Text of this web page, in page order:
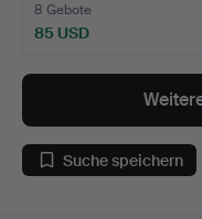
8 Gebote
85 USD
Suche speichern